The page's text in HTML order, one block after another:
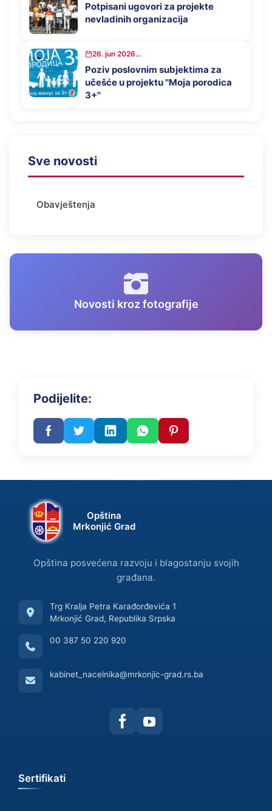
Potpisani ugovori za projekte
nevladinih organizacija
26. jun 2026...
Poziv poslovnim subjektima za
učešće u projektu ''Moja porodica
3+''
Sve novosti
Obavještenja
Novosti kroz fotografije
Podijelite:
Opština
Mrkonjić Grad
Opština posvećena razvoju i blagostanju svojih
građana.
Trg Kralja Petra Karađorđevića 1
Mrkonjić Grad, Republika Srpska
00 387 50 220 920
kabinet_nacelnika@mrkonjic-grad.rs.ba
Sertifikati